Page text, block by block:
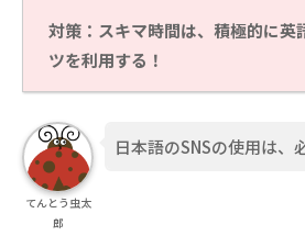
対策：スキマ時間は、積極的に英
ツを利用する！
てんとう虫太
郎
日本語のSNSの使用は、